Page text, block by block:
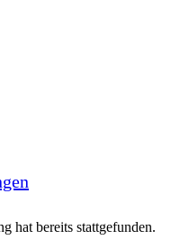
hat bereits stattgefunden.